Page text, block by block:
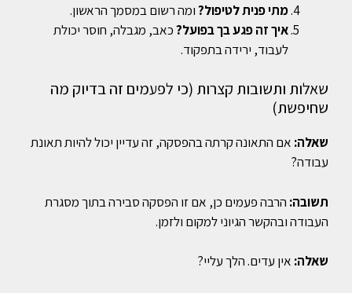
מתי פנית לטיפול?ומה רשום במסמך הראשון.
איך זה פגע בך בפועל?כאב, מגבלה, חוסר יכולת
לעבוד, ירידה בתפקוד.
שאלות ותשובות קצרות (כי לפעמים זה בדיוק מה
שחיפשת)
שאלה: אם התאונה קרתה בהפסקה, זה עדיין יכול להיות תאונת
עבודה?
תשובה: הרבה פעמים כן, אם זו הפסקה סבירה בתוך מסגרת
העבודה ובהקשר הגיוני למקום ולזמן.
שאלה: אין עדים. הלך עליי?